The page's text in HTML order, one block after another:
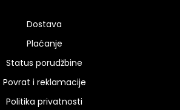
Dostava
Plaćanje
Status porudžbine
Povrat i reklamacije
Politika privatnosti